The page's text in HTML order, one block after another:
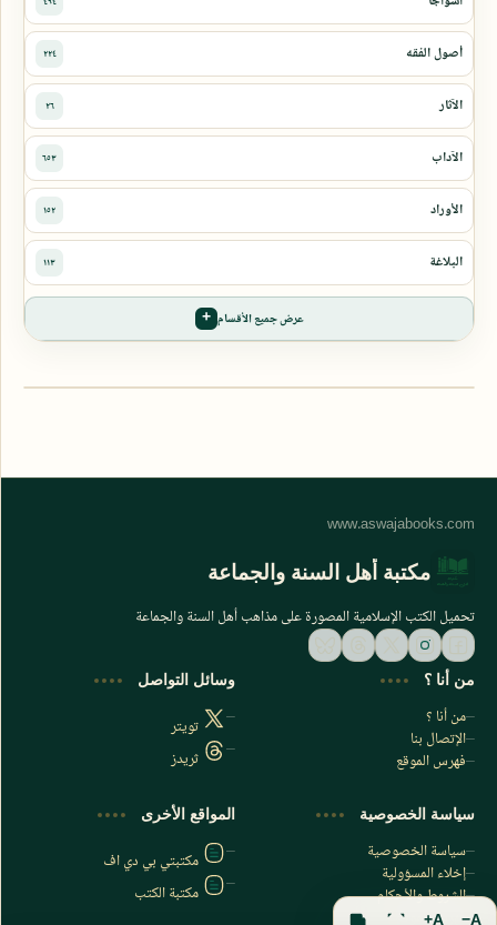
عرض جميع الأقسام
اشترك الآن
اشترك في قناتنا على تليجرام
مكتبة أهل السنة والجماعة
تحميل الكتب الإسلامية المصورة على مذاهب أهل السنة والجماعة
من أنا ؟
من أنا ؟
الإتصال بنا
فهرس الموقع
وسائل التواصل
تويتر
ثريدز
سياسة الخصوصية
سياسة الخصوصية
إخلاء المسؤولية
الشروط والأحكام
فهرس الموقع
المواقع الأخرى
مكتبتي بي دي اف
مكتبة الكتب